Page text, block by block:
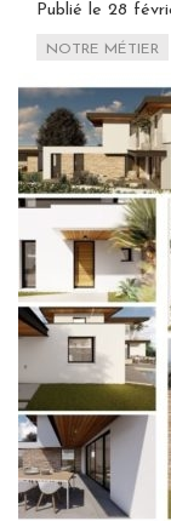
Publié le 28
NOTRE MÉTIER